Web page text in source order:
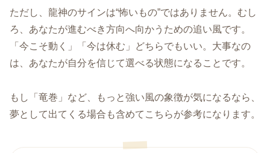
ただし、龍神のサインは“怖いもの”ではありません。むし
ろ、あなたが進むべき方向へ向かうための追い風です。
「今こそ動く」「今は休む」どちらでもいい。大事なの
は、あなたが自分を信じて選べる状態になることです。
もし「竜巻」など、もっと強い風の象徴が気になるなら、
夢として出てくる場合も含めてこちらが参考になります。